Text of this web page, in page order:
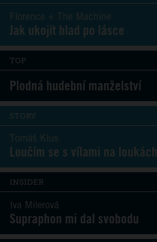
Florence + The Machine
Jak ukojit hlad po lásce
TOP
Plodná hudební manželství
STORY
Tomáš Klus
Loučím se s vílami na loukách
INSIDER
Iva Milerová
Supraphon mi dal svobodu